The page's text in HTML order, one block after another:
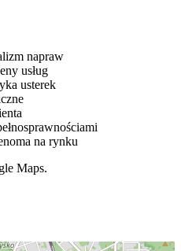
napraw
usług
usterek
na rynku
Maps.